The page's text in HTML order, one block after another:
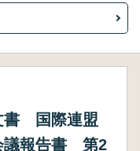
書 国際連盟
議報告書 第2